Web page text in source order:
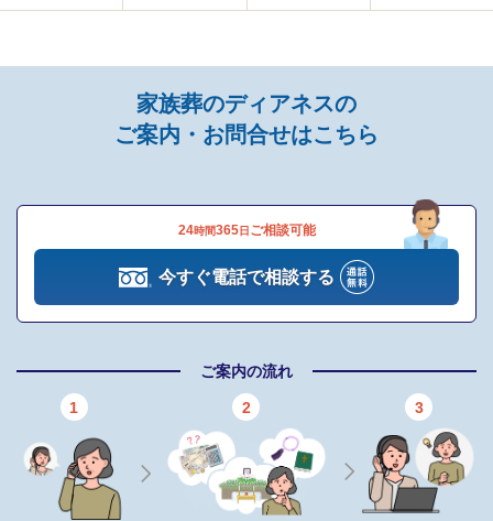
ドライアイス
線香・ローソク
火葬場のご案内
自宅飾り一式
骨壺・骨箱
アフターサポート
追加オプション
お坊さんの定額手配
※セットプランに含まれない内容、飲食接待費（料理、飲物、返
礼品、式場料、火葬場関係費、宗教者費用など）諸条件により変
動する費用は、人数と内容に応じて別料金がかかります。
家族葬のディアネスの
ご案内・お問合せはこちら
24時間365日 ご相談可能
今すぐ電話で相談する
ご案内の流れ
1 2 3